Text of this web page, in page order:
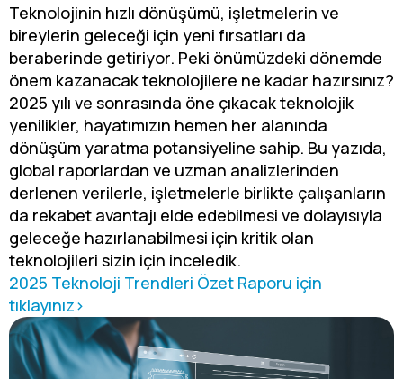
Teknolojinin hızlı dönüşümü, işletmelerin ve
bireylerin geleceği için yeni fırsatları da
beraberinde getiriyor. Peki önümüzdeki dönemde
önem kazanacak teknolojilere ne kadar hazırsınız?
2025 yılı ve sonrasında öne çıkacak teknolojik
yenilikler, hayatımızın hemen her alanında
dönüşüm yaratma potansiyeline sahip. Bu yazıda,
global raporlardan ve uzman analizlerinden
derlenen verilerle, işletmelerle birlikte çalışanların
da rekabet avantajı elde edebilmesi ve dolayısıyla
geleceğe hazırlanabilmesi için kritik olan
teknolojileri sizin için inceledik.
2025 Teknoloji Trendleri Özet Raporu için
tıklayınız>